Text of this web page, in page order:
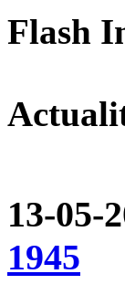
Flash
13-05-
1945